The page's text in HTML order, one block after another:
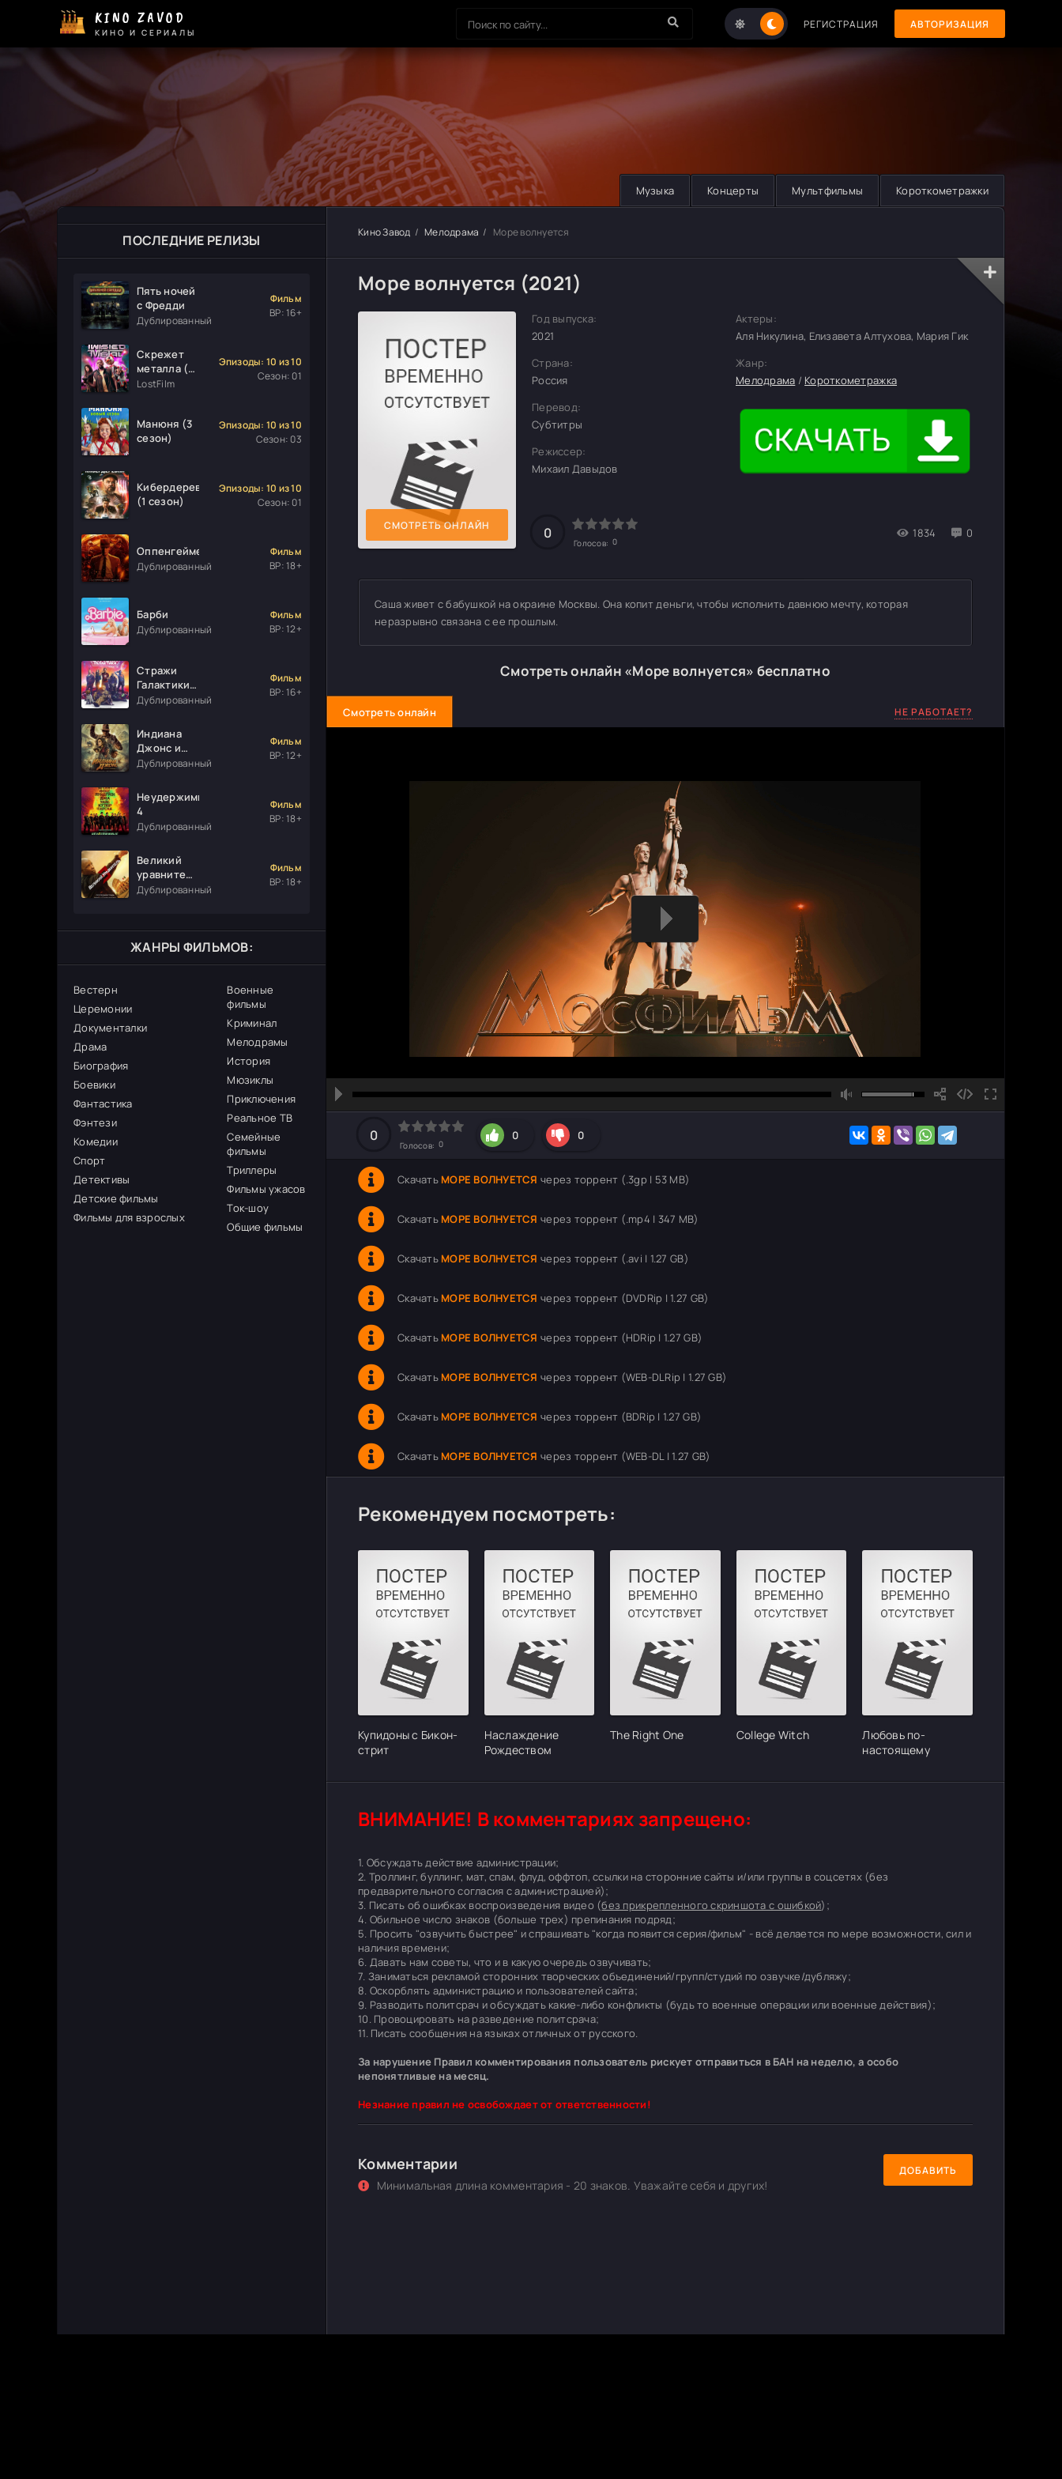
KINO ZAVOD
КИНО И СЕРИАЛЫ
РЕГИСТРАЦИЯ АВТОРИЗАЦИЯ
Музыка Концерты Мультфильмы Короткометражки
ПОСЛЕДНИЕ РЕЛИЗЫ
Пять ночей
с Фредди
Дублированный
Фильм
ВР: 16+
Скрежет
металла (1
сезон)
LostFilm
Эпизоды: 10 из 10
Сезон: 01
Манюня (3
сезон)
Эпизоды: 10 из 10
Сезон: 03
Кибердеревня
(1 сезон)
Эпизоды: 10 из 10
Сезон: 01
Оппенгеймер
Дублированный
Фильм
ВР: 18+
Барби
Дублированный
Фильм
ВР: 12+
Стражи
Галактики.
Часть 3
Дублированный
Фильм
ВР: 16+
Индиана
Джонс и
колесо
Дублированный
Фильм
ВР: 12+
Неудержимые
4
Дублированный
Фильм
ВР: 18+
Великий
уравнитель
3
Дублированный
Фильм
ВР: 18+
ЖАНРЫ ФИЛЬМОВ:
Вестерн
Церемонии
Документалки
Драма
Биография
Боевики
Фантастика
Фэнтези
Комедии
Спорт
Детективы
Детские фильмы
Фильмы для взрослых
Военные
фильмы
Криминал
Мелодрамы
История
Мюзиклы
Приключения
Реальное ТВ
Семейные
фильмы
Триллеры
Фильмы ужасов
Ток-шоу
Общие фильмы
Кино Завод Мелодрама Море волнуется
Море волнуется (2021)
СМОТРЕТЬ ОНЛАЙН
Год выпуска:
2021
Страна:
Россия
Перевод:
Субтитры
Режиссер:
Михаил Давыдов
0
Голосов: 0
1834 0
Актеры:
Аля Никулина, Елизавета Алтухова, Мария Гик
Жанр:
Мелодрама / Короткометражка
Саша живет с бабушкой на окраине Москвы. Она копит деньги, чтобы исполнить давнюю мечту, которая
неразрывно связана с ее прошлым.
Смотреть онлайн «Море волнуется» бесплатно
Смотреть онлайн НЕ РАБОТАЕТ?
hd2160
hd1440
highres
hd1080
hd720
large
medium
small
tiny
0
Голосов: 0
0 0
Скачать МОРЕ ВОЛНУЕТСЯ через торрент (.3gp | 53 MB)
Скачать МОРЕ ВОЛНУЕТСЯ через торрент (.mp4 | 347 MB)
Скачать МОРЕ ВОЛНУЕТСЯ через торрент (.avi | 1.27 GB)
Скачать МОРЕ ВОЛНУЕТСЯ через торрент (DVDRip | 1.27 GB)
Скачать МОРЕ ВОЛНУЕТСЯ через торрент (HDRip | 1.27 GB)
Скачать МОРЕ ВОЛНУЕТСЯ через торрент (WEB-DLRip | 1.27 GB)
Скачать МОРЕ ВОЛНУЕТСЯ через торрент (BDRip | 1.27 GB)
Скачать МОРЕ ВОЛНУЕТСЯ через торрент (WEB-DL | 1.27 GB)
Рекомендуем посмотреть:
Купидоны с Бикон-
стрит
Наслаждение
Рождеством
The Right One College Witch
Любовь по-
настоящему
ВНИМАНИЕ! В комментариях запрещено:
1. Обсуждать действие администрации;
2. Троллинг, буллинг, мат, спам, флуд, оффтоп, ссылки на сторонние сайты и/или группы в соцсетях (без
предварительного согласия с администрацией);
3. Писать об ошибках воспроизведения видео (без прикрепленного скриншота с ошибкой);
4. Обильное число знаков (больше трех) препинания подряд;
5. Просить "озвучить быстрее" и спрашивать "когда появится серия/фильм" - всё делается по мере возможности, сил и
наличия времени;
6. Давать нам советы, что и в какую очередь озвучивать;
7. Заниматься рекламой сторонних творческих объединений/групп/студий по озвучке/дубляжу;
8. Оскорблять администрацию и пользователей сайта;
9. Разводить политсрач и обсуждать какие-либо конфликты (будь то военные операции или военные действия);
10. Провоцировать на разведение политсрача;
11. Писать сообщения на языках отличных от русского.
За нарушение Правил комментирования пользователь рискует отправиться в БАН на неделю, а особо
непонятливые на месяц.
Незнание правил не освобождает от ответственности!
Комментарии
Минимальная длина комментария - 20 знаков. Уважайте себя и других!
ДОБАВИТЬ